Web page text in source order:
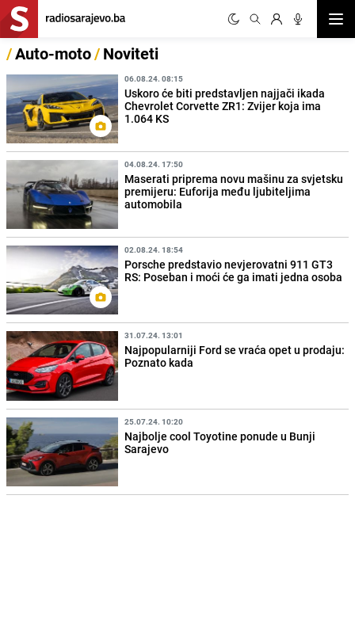
/Auto-moto/Noviteti
06.08.24. 08:15
Uskoro će biti predstavljen najjači ikada
Chevrolet Corvette ZR1: Zvijer koja ima
1.064 KS
04.08.24. 17:50
Maserati priprema novu mašinu za svjetsku
premijeru: Euforija među ljubiteljima
automobila
02.08.24. 18:54
Porsche predstavio nevjerovatni 911 GT3
RS: Poseban i moći će ga imati jedna osoba
31.07.24. 13:01
Najpopularniji Ford se vraća opet u prodaju:
Poznato kada
25.07.24. 10:20
Najbolje cool Toyotine ponude u Bunji
Sarajevo